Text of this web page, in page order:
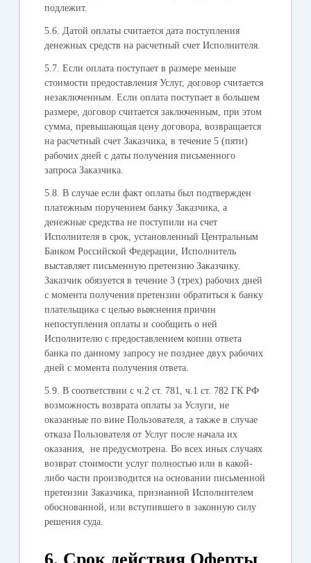
подлежит.
5.6. Датой оплаты считается дата поступления
денежных средств на расчетный счет Исполнителя.
5.7. Если оплата поступает в размере меньше
стоимости предоставления Услуг, договор считается
незаключенным. Если оплата поступает в большем
размере, договор считается заключенным, при этом
сумма, превышающая цену договора, возвращается
на расчетный счет Заказчика, в течение 5 (пяти)
рабочих дней с даты получения письменного
запроса Заказчика.
5.8. В случае если факт оплаты был подтвержден
платежным поручением банку Заказчика, а
денежные средства не поступили на счет
Исполнителя в срок, установленный Центральным
Банком Российской Федерации, Исполнитель
выставляет письменную претензию Заказчику.
Заказчик обязуется в течение 3 (трех) рабочих дней
с момента получения претензии обратиться к банку
плательщика с целью выяснения причин
непоступления оплаты и сообщить о ней
Исполнителю с предоставлением копии ответа
банка по данному запросу не позднее двух рабочих
дней с момента получения ответа.
5.9. В соответствии с ч.2 ст. 781, ч.1 ст. 782 ГК РФ
возможность возврата оплаты за Услуги, не
оказанные по вине Пользователя, а также в случае
отказа Пользователя от Услуг после начала их
оказания, не предусмотрена. Во всех иных случаях
возврат стоимости услуг полностью или в какой-
либо части производится на основании письменной
претензии Заказчика, признанной Исполнителем
обоснованной, или вступившего в законную силу
решения суда.